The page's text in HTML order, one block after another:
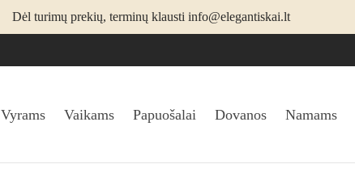
Dėl turimų prekių, terminų klausti info@elegantiskai.lt
Vyrams Vaikams Papuošalai Dovanos Namams